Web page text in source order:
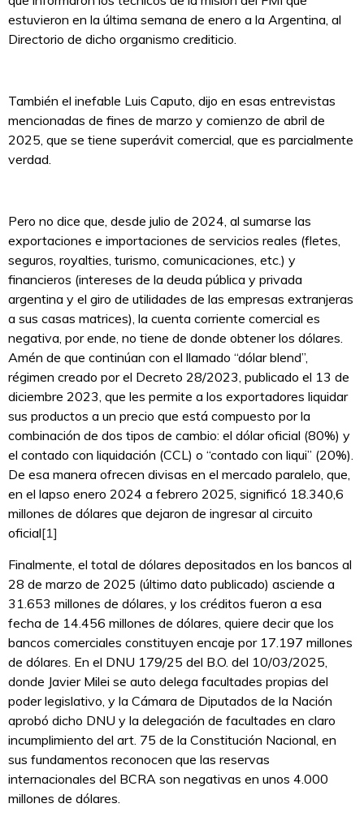
estuvieron en la última semana de enero a la Argentina, al
Directorio de dicho organismo crediticio.
También el inefable Luis Caputo, dijo en esas entrevistas
mencionadas de fines de marzo y comienzo de abril de
2025, que se tiene superávit comercial, que es parcialmente
verdad.
Pero no dice que, desde julio de 2024, al sumarse las
exportaciones e importaciones de servicios reales (fletes,
seguros, royalties, turismo, comunicaciones, etc.) y
financieros (intereses de la deuda pública y privada
argentina y el giro de utilidades de las empresas extranjeras
a sus casas matrices), la cuenta corriente comercial es
negativa, por ende, no tiene de donde obtener los dólares.
Amén de que continúan con el llamado “dólar blend”,
régimen creado por el Decreto 28/2023, publicado el 13 de
diciembre 2023, que les permite a los exportadores liquidar
sus productos a un precio que está compuesto por la
combinación de dos tipos de cambio: el dólar oficial (80%) y
el contado con liquidación (CCL) o “contado con liqui” (20%).
De esa manera ofrecen divisas en el mercado paralelo, que,
en el lapso enero 2024 a febrero 2025, significó 18.340,6
millones de dólares que dejaron de ingresar al circuito
oficial[1]
Finalmente, el total de dólares depositados en los bancos al
28 de marzo de 2025 (último dato publicado) asciende a
31.653 millones de dólares, y los créditos fueron a esa
fecha de 14.456 millones de dólares, quiere decir que los
bancos comerciales constituyen encaje por 17.197 millones
de dólares. En el DNU 179/25 del B.O. del 10/03/2025,
donde Javier Milei se auto delega facultades propias del
poder legislativo, y la Cámara de Diputados de la Nación
aprobó dicho DNU y la delegación de facultades en claro
incumplimiento del art. 75 de la Constitución Nacional, en
sus fundamentos reconocen que las reservas
internacionales del BCRA son negativas en unos 4.000
millones de dólares.